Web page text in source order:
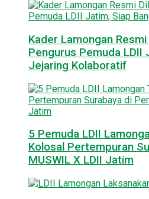
Kader Lamongan
Pengurus Pemuda LDII
Jejaring Kolaboratif
5 Pemuda LDII
Kolosal Pertempuran
MUSWIL X LDII Jatim